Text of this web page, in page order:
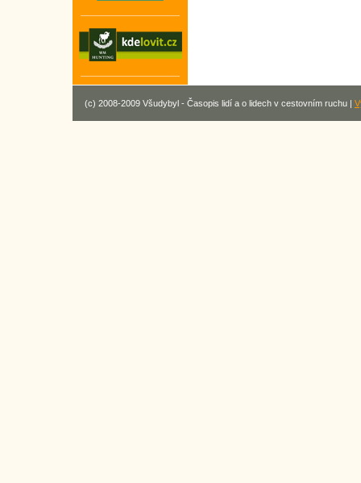
(c) 2008-2009 Všudybyl - Časopis lidí a o lidech v cestovním ruchu |